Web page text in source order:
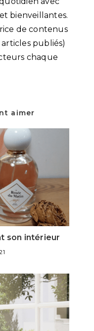
bienveillantes.
de contenus
publiés)
chaque
aimer
son intérieur